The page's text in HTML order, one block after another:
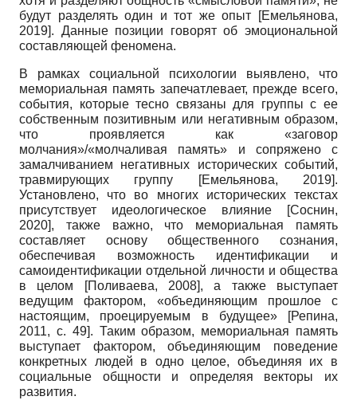
будут разделять один и тот же опыт
[Емельянова,
2019]. Данные позиции говорят об эмоциональной
составляющей феномена.
В рамках социальной психологии выявлено, что
мемориальная память запечатлевает, прежде всего,
события, которые тесно связаны для группы с ее
собственным позитивным или негативным образом,
что проявляется как «заговор
молчания»/«молчаливая память» и сопряжено с
замалчиванием негативных исторических событий,
травмирующих группу
[Емельянова, 2019].
Установлено, что во многих исторических текстах
присутствует идеологическое влияние
[Соснин,
2020], также важно, что мемориальная память
составляет основу общественного сознания,
обеспечивая возможность идентификации и
самоидентификации отдельной личности и общества
в целом
[Поливаева, 2008], а также выступает
ведущим фактором, «объединяющим прошлое с
настоящим, проецируемым в будущее»
[Репина,
2011, с. 49]. Таким образом, мемориальная память
выступает фактором, объединяющим поведение
конкретных людей в одно целое, объединяя их в
социальные общности и определяя векторы их
развития.